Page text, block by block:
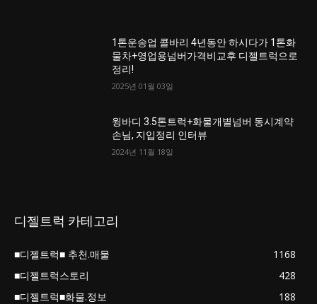
1톤운송업 콜바리 4년동안 하시다가 1톤화
물차+영업용넘버가격비교후 디젤트럭으로
정리!
2025년 01월 03일
윙바디 3.5톤트럭+화물개별넘버 동시계약
손님, 지입정리 인터뷰
2024년 11월 18일
디젤트럭 카테고리
■디젤트럭■ 추천.매물
1168
■디젤트럭스토리
428
■디젤트럭■화물.정보
188